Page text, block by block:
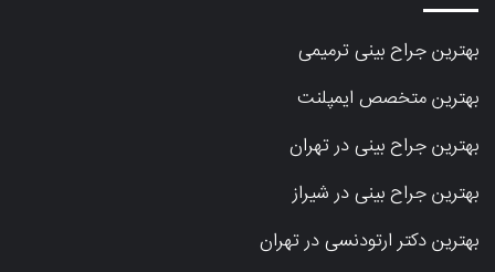
بهترین جراح بینی ترمیمی
بهترین متخصص ایمپلنت
بهترین جراح بینی در تهران
بهترین جراح بینی در شیراز
بهترین دکتر ارتودنسی در تهران